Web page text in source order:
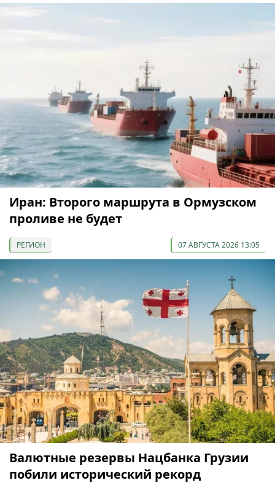
Иран: Второго маршрута в Ормузском
проливе не будет
РЕГИОН 07 АВГУСТА 2026 13:05
Валютные резервы Нацбанка Грузии
побили исторический рекорд